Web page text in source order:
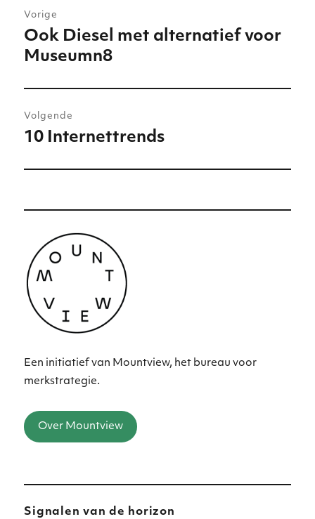
navigatie
Vorige
Vorig
bericht:
Ook Diesel met alternatief voor
Museumn8
Volgende
Volgend
10 Internettrends
Een initiatief van Mountview, het bureau voor
merkstrategie.
Over Mountview
Signalen van de horizon